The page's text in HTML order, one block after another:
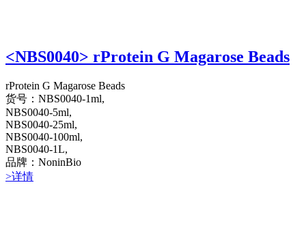
<NBS0040> rProtein G Magarose Beads
rProtein G Magarose Beads
货号：NBS0040-1ml,
NBS0040-5ml,
NBS0040-25ml,
NBS0040-100ml,
NBS0040-1L,
品牌：NoninBio
>详情